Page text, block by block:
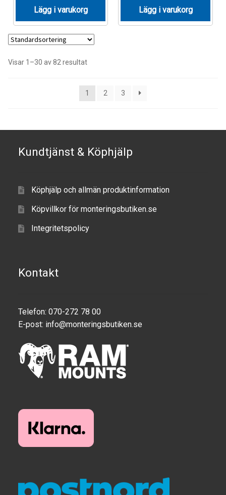
Lägg i varukorg
Lägg i varukorg
Visar 1–30 av 82 resultat
1 2 3
Kundtjänst & Köphjälp
Köphjälp och allmän produktinformation
Köpvillkor för monteringsbutiken.se
Integritetspolicy
Kontakt
Telefon: 070-272 78 00
E-post: info@monteringsbutiken.se